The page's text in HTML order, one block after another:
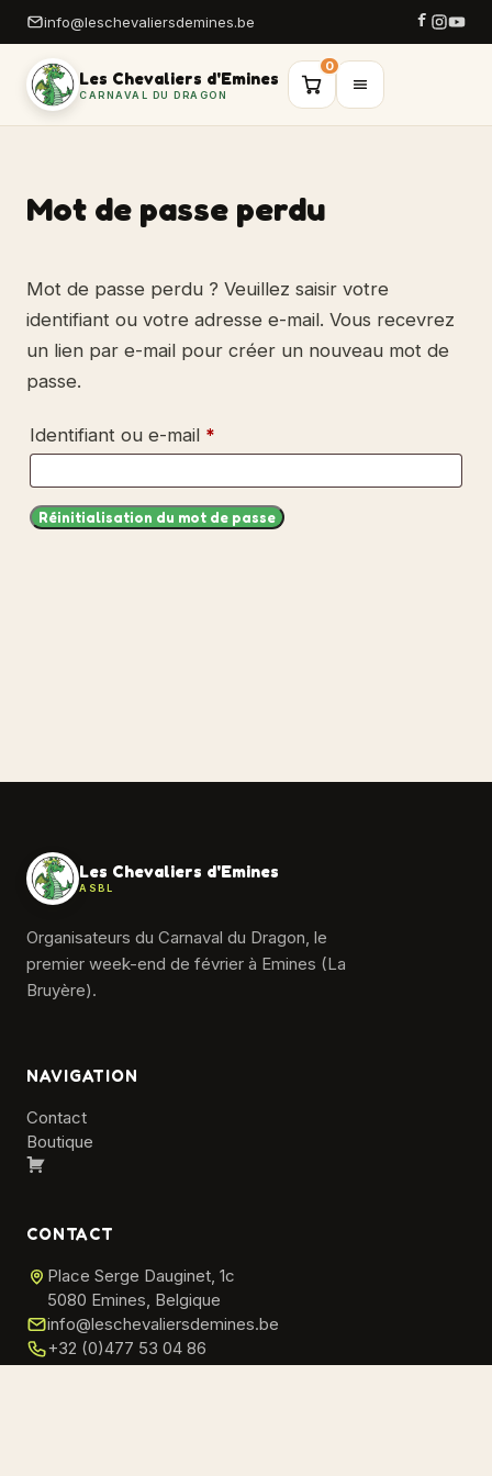
info@leschevaliersdemines.be
Les Chevaliers d'Emines
CARNAVAL DU DRAGON
0
Mot de passe perdu
Mot de passe perdu ? Veuillez saisir votre
identifiant ou votre adresse e-mail. Vous recevrez
un lien par e-mail pour créer un nouveau mot de
passe.
Identifiant ou e-mail *
Réinitialisation du mot de passe
Les Chevaliers d'Emines
ASBL
Organisateurs du Carnaval du Dragon, le
premier week-end de février à Emines (La
Bruyère).
NAVIGATION
Contact
Boutique
CONTACT
Place Serge Dauginet, 1c
5080 Emines, Belgique
info@leschevaliersdemines.be
+32 (0)477 53 04 86